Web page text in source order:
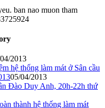
ban nao muon tham
2013
hệ thống làm mát ở Sân cầu
05/04/2013
Đào Duy Anh, 20h-22h thứ
thành hệ thống làm mát